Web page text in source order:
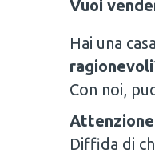
Vuoi
Hai una
ragionevoli
Con noi,
Diffida di